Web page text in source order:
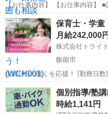
【お仕事内容】 【お仕事内容】
補助とは… ・遊びの見守り ・園
お見送り ・保育業務に付随した
場により上記業務内容の有...
埼玉 上尾市 丸山駅 保
保育士・学童
月給242,000円
株式会社トライ
飯能市
主婦(夫)の働くを応援！ [勤務日数]： 週5日~ 10:00~19:00 [勤務地・最
寄駅]： 埼玉県飯能市川寺278 放
埼玉 飯能市 保育士
個別指導/塾
時給1,141円